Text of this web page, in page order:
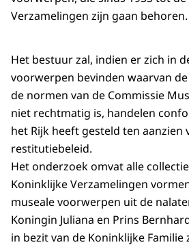
Verzamelingen zijn gaan behoren.
Het bestuur zal, indien er zich in
voorwerpen bevinden waarvan
de normen van de Commissie
niet rechtmatig is, handelen
het Rijk heeft gesteld ten aanzien
restitutiebeleid.
Het onderzoek omvat alle
Koninklijke Verzamelingen
museale voorwerpen uit de
Koningin Juliana en Prins
in bezit van de Koninklijke Familie